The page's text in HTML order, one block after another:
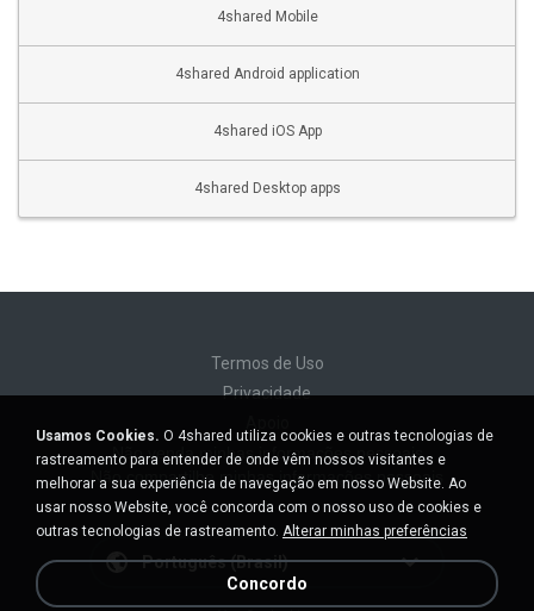
4shared Mobile
4shared Android application
4shared iOS App
4shared Desktop apps
Termos de Uso
Privacidade
Não venda minhas informações pessoais
Não compartilhe minhas informações pessoais
Português (Brasil)
Usamos Cookies. O 4shared utiliza cookies e outras tecnologias de
rastreamento para entender de onde vêm nossos visitantes e
melhorar a sua experiência de navegação em nosso Website. Ao
usar nosso Website, você concorda com o nosso uso de cookies e
outras tecnologias de rastreamento. Alterar minhas preferências
Concordo